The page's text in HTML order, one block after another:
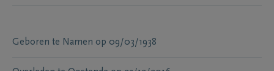
Geboren te Namen op 09/03/1938